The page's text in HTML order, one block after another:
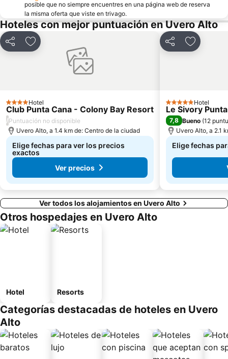
posible que no siempre encuentres en una página web de reserva
la misma oferta que viste en trivago.
Hoteles con mejor puntuación en Uvero Alto
CompartirAgregar a favoritos
4 Estrellas
Hotel
Club Punta Cana - Colony Bay Resort
/Puntuación no disponible
Uvero Alto, a 1.4 km de: Centro de la ciudad
Elige fechas para ver los precios
exactos
Ver precios
CompartirAgregar
5 EstrellasHotel
Le Sivory
7,8 Bueno (12
Uvero Alto, a 2.1
Elige fechas
Ver todos los alojamientos en Uvero Alto
Otros hospedajes en Uvero Alto
Hotel Resorts
Categorías destacadas de hoteles en Uvero
Alto